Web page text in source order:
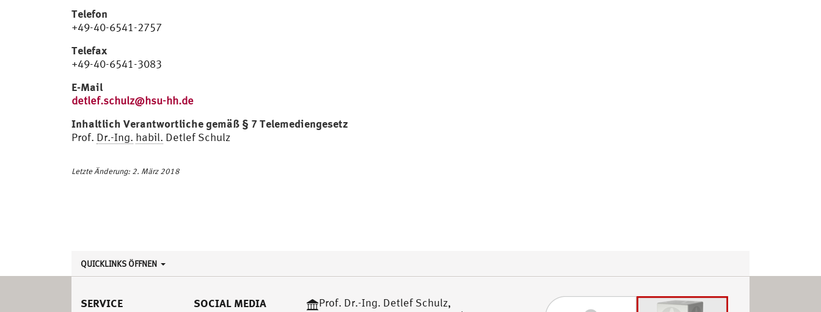
Telefon
+49-40-6541-2757
Telefax
+49-40-6541-3083
E-Mail
detlef.schulz@hsu-hh.de
Inhaltlich Verantwortliche gemäß § 7 Telemediengesetz
Prof. Dr.-Ing. habil. Detlef Schulz
Letzte Änderung: 2. März 2018
QUICKLINKS ÖFFNEN
SERVICE SOCIAL MEDIA
Prof. Dr.-Ing. Detlef Schulz,